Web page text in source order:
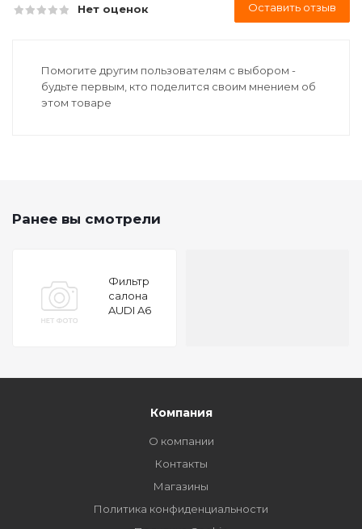
Нет оценок Оставить отзыв
Помогите другим пользователям с выбором -
будьте первым, кто поделится своим мнением об
этом товаре
Ранее вы смотрели
Фильтр
салона
AUDI A6
Компания
О компании
Контакты
Магазины
Политика конфиденциальности